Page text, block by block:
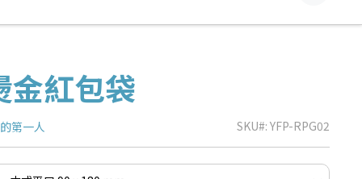
Here
金紅包袋
第一人 SKU YFP-RPG02